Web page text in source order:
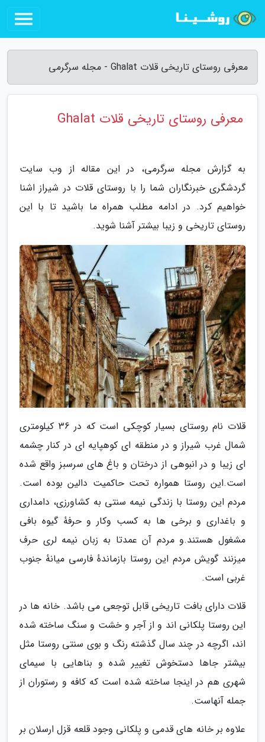
معرفی روستای تاریخی قلات Ghalat - مجله سرگرمی
معرفی روستای تاریخی قلات Ghalat
به گزارش مجله سرگرمی، در این مقاله از وب سایت
گردشگری خبرنگاران شما را با روستای قلات در شیراز اشنا
خواهیم کرد. در ادامه مطلب همراه ما باشید تا با این
روستای تاریخی و زیبا بیشتر آشنا شوید.
قلات نام روستای بسیار کوچکی است که در 36 کیلومتری
شمال غرب شیراز و در منطقه ای کوهپایه ای در کنار چشمه
ای زیبا و در انبوهی از درختان و باغ های سرسبز واقع شده
است.این روستا همواره تحت حاکمیت دالین بوده است.
مردم این روستا با زندگی نیمه سنتی به کشاورزی، دامداری
و باغداری و برخی ها به کسب وکار و حرفهٔ گیوه بافی
مشغول هستند.و مردم آن عمدتا به زبان نیمه لری حرف
میزنند گویش مردم این روستا بازماندهٔ فارسی میانهٔ جنوب
غربی است.
قلات دارای بافت تاریخی قابل توجعی می باشد. خانه ها در
این روستا پلکانی اند و از آجر و خشت و سنگ ساخته شده
اند، اگرچه در چند سال گذشته رنگ و بوی سنتی روستا مثل
بیشتر جاها دستخوش تغییر شده و بناهایی با سیمای
شهری هم در اینجا ساخته شده است که کافه و رستوران از
جمله آنهاست.
علاوه بر خانه های قدمی و پلکانی وجود قلعه قزل ارسلان بر